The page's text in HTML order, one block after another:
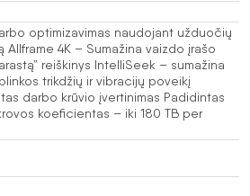
optimizavimas naudojant užduočių
Allframe 4K – Sumažina vaizdo įrašo
reiškinys IntelliSeek – sumažina
trikdžių ir vibracijų poveikį
darbo krūvio įvertinimas Padidintas
koeficientas – iki 180 TB per